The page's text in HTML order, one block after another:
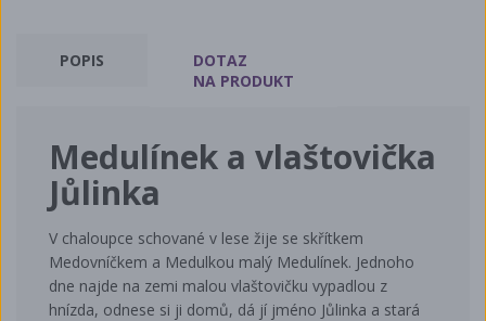
POPIS
DOTAZ
NA PRODUKT
Medulínek a vlaštovička
Jůlinka
V chaloupce schované v lese žije se skřítkem
Medovníčkem a Medulkou malý Medulínek. Jednoho
dne najde na zemi malou vlaštovičku vypadlou z
hnízda, odnese si ji domů, dá jí jméno Jůlinka a stará